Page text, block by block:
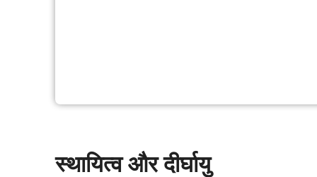
स्थायित्व और दीर्घायु